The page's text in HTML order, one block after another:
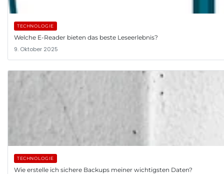
TECHNOLOGIE
Welche E-Reader bieten das beste Leseerlebnis?
9. Oktober 2025
TECHNOLOGIE
Wie erstelle ich sichere Backups meiner wichtigsten Daten?